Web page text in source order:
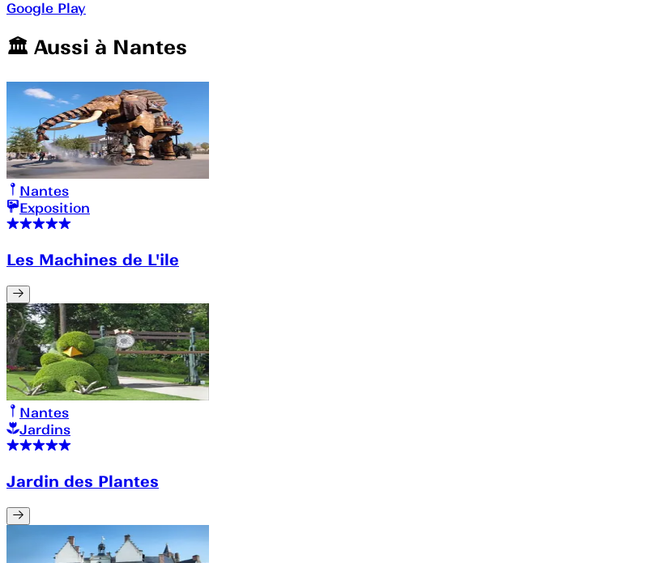
Google Play
🏛️️ Aussi à Nantes
Nantes
Exposition
Les Machines de L'ile
Nantes
Jardins
Jardin des Plantes